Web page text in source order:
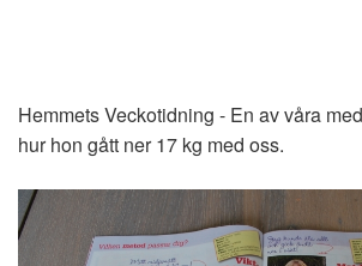
Hemmets Veckotidning - En av våra
hur hon gått ner 17 kg med oss.